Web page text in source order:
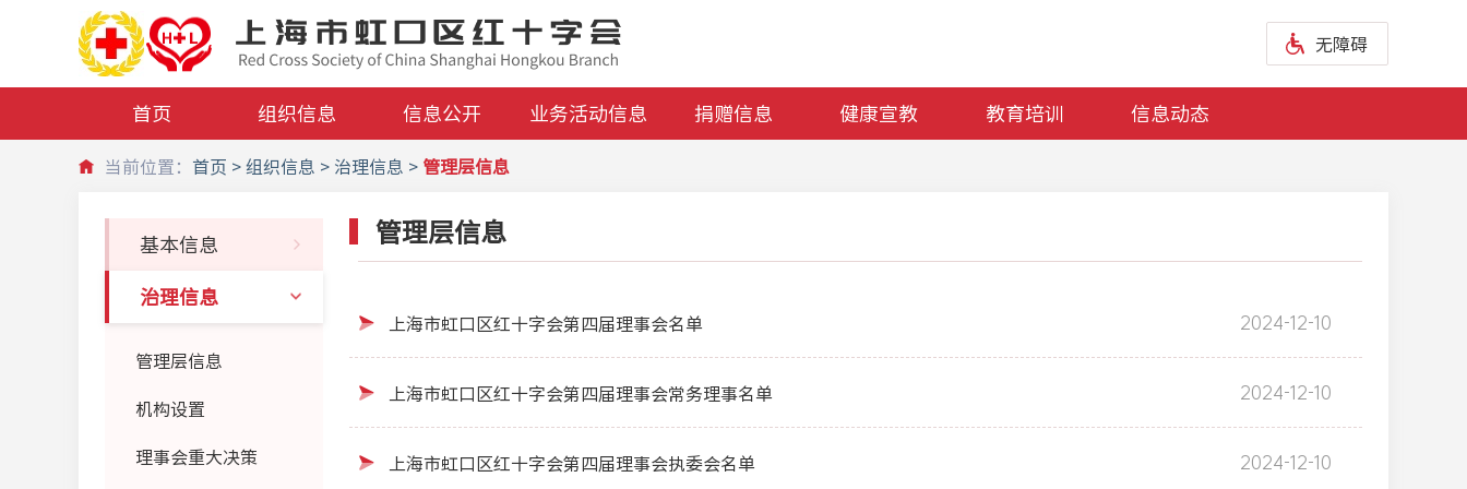
无障碍
首页 组织信息 信息公开 业务活动信息 捐赠信息 健康宣教 教育培训 信息动态
当前位置： 首页 组织信息 治理信息 管理层信息
基本信息
治理信息
管理层信息
机构设置
理事会重大决策
管理层信息
上海市虹口区红十字会第四届理事会名单 2024-12-10
上海市虹口区红十字会第四届理事会常务理事名单 2024-12-10
上海市虹口区红十字会第四届理事会执委会名单 2024-12-10